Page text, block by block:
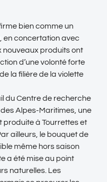
bien comme un
en concertation avec
nouveaux produits ont
d’une volonté forte
la filière de la violette
du Centre de recherche
Alpes-Maritimes, une
produite à Tourrettes et
ailleurs, le bouquet de
même hors saison
a été mise au point
naturelles. Les